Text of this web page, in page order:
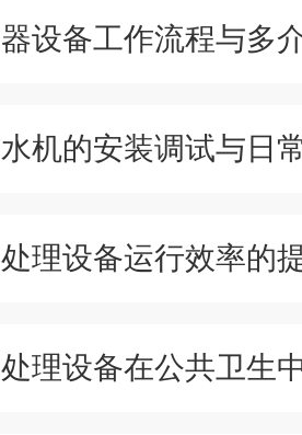
机的安装调试与日
理设备运行效率的
理设备在公共卫生